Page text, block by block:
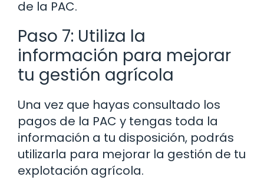
de la PAC.
Paso 7: Utiliza la
información para mejorar
tu gestión agrícola
Una vez que hayas consultado los
pagos de la PAC y tengas toda la
información a tu disposición, podrás
utilizarla para mejorar la gestión de tu
explotación agrícola.